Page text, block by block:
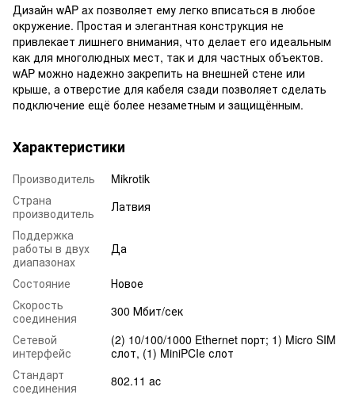
Дизайн wAP ax позволяет ему легко вписаться в любое
окружение. Простая и элегантная конструкция не
привлекает лишнего внимания, что делает его идеальным
как для многолюдных мест, так и для частных объектов.
wAP можно надежно закрепить на внешней стене или
крыше, а отверстие для кабеля сзади позволяет сделать
подключение ещё более незаметным и защищённым.
Характеристики
Производитель
Mikrotik
Страна
производитель
Латвия
Поддержка
работы в двух
диапазонах
Да
Состояние
Новое
Скорость
соединения
300 Мбит/сек
Сетевой
интерфейс
(2) 10/100/1000 Ethernet порт; 1) Micro SIM
слот, (1) MiniPCIe слот
Стандарт
соединения
802.11 ac